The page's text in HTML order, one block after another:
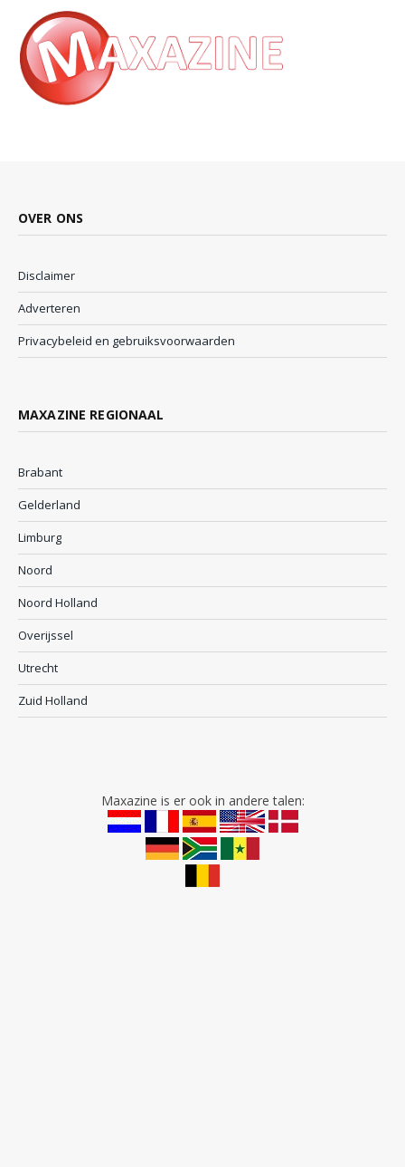
OVER ONS
Disclaimer
Adverteren
Privacybeleid en gebruiksvoorwaarden
MAXAZINE REGIONAAL
Brabant
Gelderland
Limburg
Noord
Noord Holland
Overijssel
Utrecht
Zuid Holland
Maxazine is er ook in andere talen: